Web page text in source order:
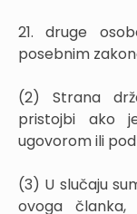
21. druge
posebnim
(2) Strana
pristojbi ako
ugovorom ili
(3) U slučaju
ovoga